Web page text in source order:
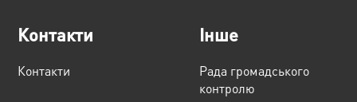
Контакти
Контакти
Інше
Рада громадського
контролю